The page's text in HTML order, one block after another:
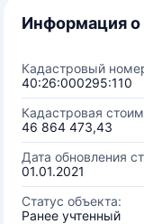
Информация
Кадастровый
40:26:000295:110
Кадастровая
46 864 473,43
Дата обновления
01.01.2021
Статус объекта:
Ранее учтенный